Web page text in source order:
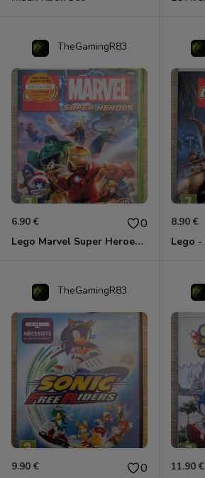
TheGamingR83
6.90 € 0
Lego Marvel Super Heroes Xbox 360
8.90 €
TheGamingR83
9.90 € 0 11.90 €